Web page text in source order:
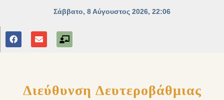
Διεύθυνση Δευτεροβάθμιας